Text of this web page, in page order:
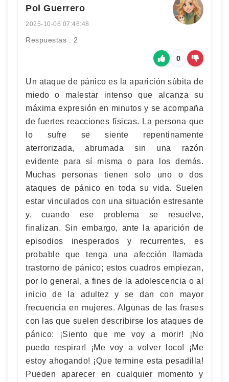
Pol Guerrero
2025-10-06 07:46:48
Respuestas : 2
0
Un ataque de pánico es la aparición súbita de
miedo o malestar intenso que alcanza su
máxima expresión en minutos y se acompaña
de fuertes reacciones físicas. La persona que
lo sufre se siente repentinamente
aterrorizada, abrumada sin una razón
evidente para sí misma o para los demás.
Muchas personas tienen solo uno o dos
ataques de pánico en toda su vida. Suelen
estar vinculados con una situación estresante
y, cuando ese problema se resuelve,
finalizan. Sin embargo, ante la aparición de
episodios inesperados y recurrentes, es
probable que tenga una afección llamada
trastorno de pánico; estos cuadros empiezan,
por lo general, a fines de la adolescencia o al
inicio de la adultez y se dan con mayor
frecuencia en mujeres. Algunas de las frases
con las que suelen describirse los ataques de
pánico: ¡Siento que me voy a morir! ¡No
puedo respirar! ¡Me voy a volver loco! ¡Me
estoy ahogando! ¡Que termine esta pesadilla!
Pueden aparecer en cualquier momento y